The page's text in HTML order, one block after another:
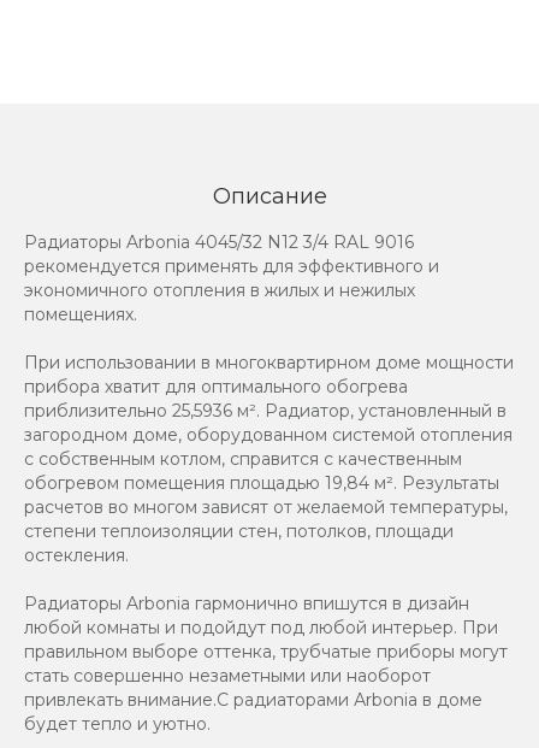
Описание
Радиаторы Arbonia 4045/32 N12 3/4 RAL 9016
рекомендуется применять для эффективного и
экономичного отопления в жилых и нежилых
помещениях.
При использовании в многоквартирном доме мощности
прибора хватит для оптимального обогрева
приблизительно 25,5936 м². Радиатор, установленный в
загородном доме, оборудованном системой отопления
с собственным котлом, справится с качественным
обогревом помещения площадью 19,84 м². Результаты
расчетов во многом зависят от желаемой температуры,
степени теплоизоляции стен, потолков, площади
остекления.
Радиаторы Arbonia гармонично впишутся в дизайн
любой комнаты и подойдут под любой интерьер. При
правильном выборе оттенка, трубчатые приборы могут
стать совершенно незаметными или наоборот
привлекать внимание.С радиаторами Аrbonia в доме
будет тепло и уютно.